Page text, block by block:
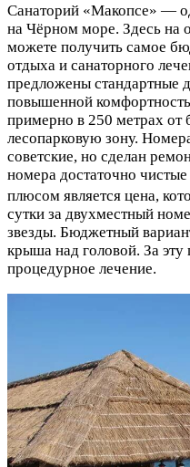
Санаторий «Макопсе» —
на Чёрном море. Здесь на
можете получить самое
отдыха и санаторного
предложены стандартные
повышенной
примерно в 250 метрах от
лесопарковую зону.
советские, но сделан
номера достаточно
плюсом является цена,
сутки за двухместный
звезды. Бюджетный
крыша над головой. За
процедурное лечение.